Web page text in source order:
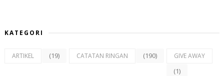
KATEGORI
ARTIKEL (19) CATATAN RINGAN (190) GIVE AWAY
(1)